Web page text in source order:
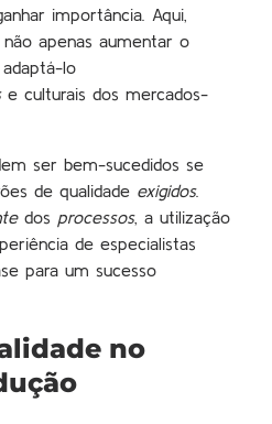
importância. Aqui,
apenas aumentar o
lo
e culturais dos mercados-
ser bem-sucedidos se
de qualidade exigidos.
dos processos, a utilização
de especialistas
para um sucesso
no